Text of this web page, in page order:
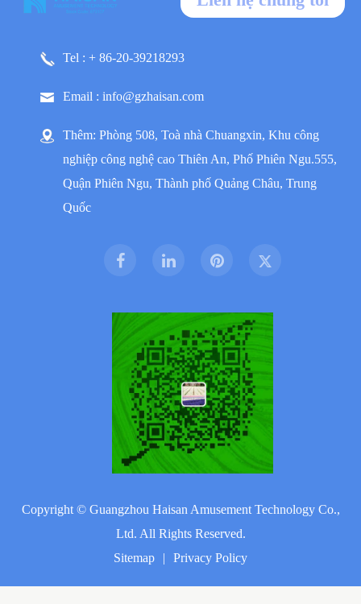
Tel : + 86-20-39218293
Email : info@gzhaisan.com
Thêm: Phòng 508, Toà nhà Chuangxin, Khu công
nghiệp công nghệ cao Thiên An, Phố Phiên Ngu.555,
Quận Phiên Ngu, Thành phố Quảng Châu, Trung
Quốc
Copyright © Guangzhou Haisan Amusement Technology Co.,
Ltd. All Rights Reserved.
Sitemap
| Privacy Policy